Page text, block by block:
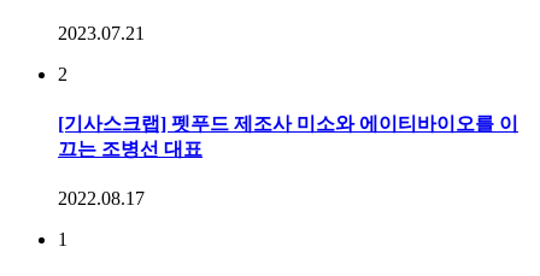
2023.07.21
2
[기사스크랩] 펫푸드 제조사 미소와 에이티바이오를 이
끄는 조병선 대표
2022.08.17
1